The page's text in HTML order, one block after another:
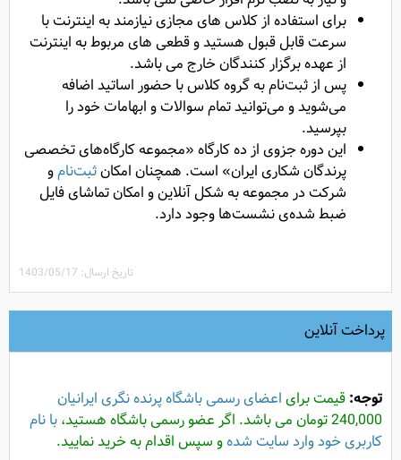
برای استفاده از کلاس های مجازی نیازمند به اینترنت با
سرعت قابل قبول هستید و قطعی های مربوط به اینترنت
از عهده برگزار کنندگان خارج می باشد.
پس از ثبت‌نام به گروه کلاس با حضور اساتید اضافه
می‌شوید و می‌توانید تمام سوالات و ابهامات خود را
بپرسید.
این دوره جزوی از ده کارگاه «مجموعه کارگاه‌‌های تخصصی
پرندگان شکاری ایران» است. همچنان امکانثبت‌نامو
شرکت در مجموعه به شکل آنلاین و امکان تماشای فایل‌
ضبط شده‌ی نشست‌ها وجود دارد.
تاریخ ارسال: 1403/05/17
پرداخت آنلاین
توجه:قیمت برایاعضای رسمی باشگاه پرنده نگری ایرانیان
240,000 تومان می باشد. اگر عضو رسمی باشگاه هستید،
با نام
کاربری خود وارد سایت شدهو سپس اقدام به خرید نمایید.